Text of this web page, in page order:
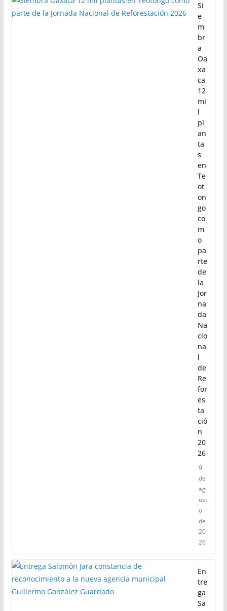
Si
e
m
br
a
Oa
xa
ca
12
mi
l
pl
an
ta
s
en
Te
ot
on
go
co
m
o
pa
rte
de
la
Jor
na
da
Na
cio
na
l
de
Re
for
es
ta
ció
n
20
26
9
de
ag
ost
o
de
20
26
En
tre
ga
Sa